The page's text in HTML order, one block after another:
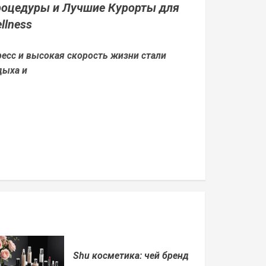
и Лучшие Курорты для
и высокая скорость жизни стали
и
Shu косметика: чей бренд